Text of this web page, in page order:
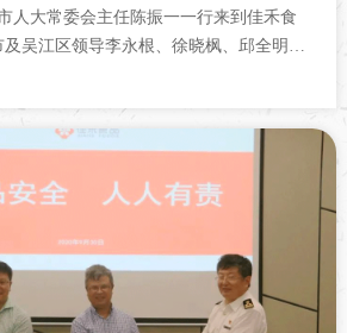
人大常委会主任陈振一一行来到佳禾食
吴江区领导李永根、徐晓枫、邱全明等